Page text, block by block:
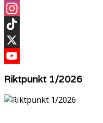
Facebook
Instagram
TikTok
X
Riktpunkt 1/2026